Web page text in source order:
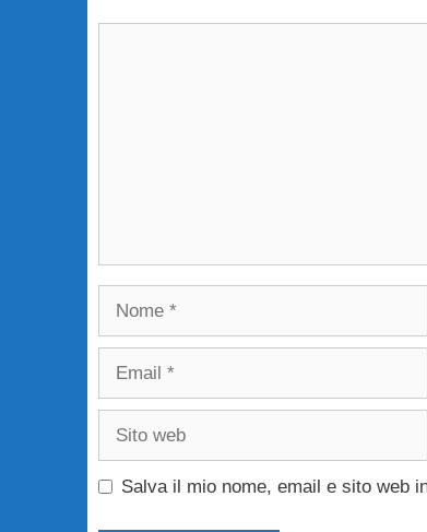
Nome
Email
Sito
Salva il mio nome, email e sito web